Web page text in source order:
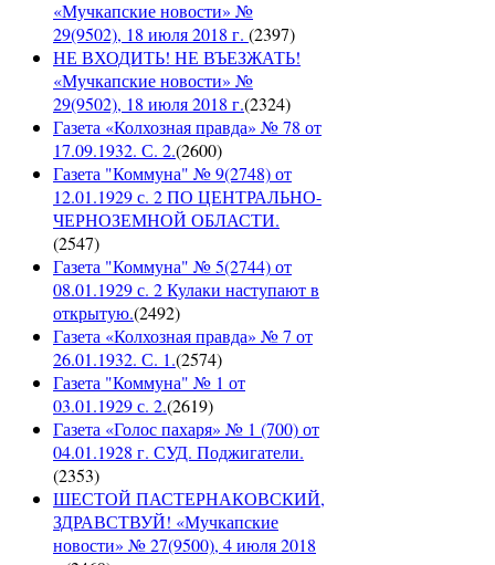
«Мучкапские новости» №
29(9502), 18 июля 2018 г. (2397)
НЕ ВХОДИТЬ! НЕ ВЪЕЗЖАТЬ!
«Мучкапские новости» №
29(9502), 18 июля 2018 г.(2324)
Газета «Колхозная правда» № 78 от
17.09.1932. С. 2.(2600)
Газета "Коммуна" № 9(2748) от
12.01.1929 с. 2 ПО ЦЕНТРАЛЬНО-
ЧЕРНОЗЕМНОЙ ОБЛАСТИ.
(2547)
Газета "Коммуна" № 5(2744) от
08.01.1929 с. 2 Кулаки наступают в
открытую.(2492)
Газета «Колхозная правда» № 7 от
26.01.1932. С. 1.(2574)
Газета "Коммуна" № 1 от
03.01.1929 с. 2.(2619)
Газета «Голос пахаря» № 1 (700) от
04.01.1928 г. СУД. Поджигатели.
(2353)
ШЕСТОЙ ПАСТЕРНАКОВСКИЙ,
ЗДРАВСТВУЙ! «Мучкапские
новости» № 27(9500), 4 июля 2018